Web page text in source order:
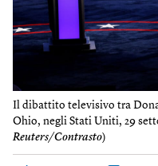
Il dibattito televisivo tra
Ohio, negli Stati Uniti, 29
Reuters/Contrasto)